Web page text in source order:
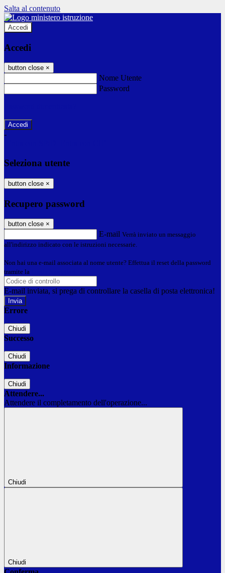
Salta al contenuto
Accedi
Accedi
button close ×
Nome Utente
Password
-
Seleziona utente
button close ×
Recupero password
button close ×
E-mail Verrà inviato un messaggio
all'indirizzo indicato con le istruzioni necessarie.
Non hai una e-mail associata al nome utente? Effettua il reset della password
tramite la
E-mail inviata, si prega di controllare la casella di posta elettronica!
Errore
Chiudi
Successo
Chiudi
Informazione
Chiudi
Attendere...
Attendere il completamento dell'operazione...
Chiudi
Chiudi